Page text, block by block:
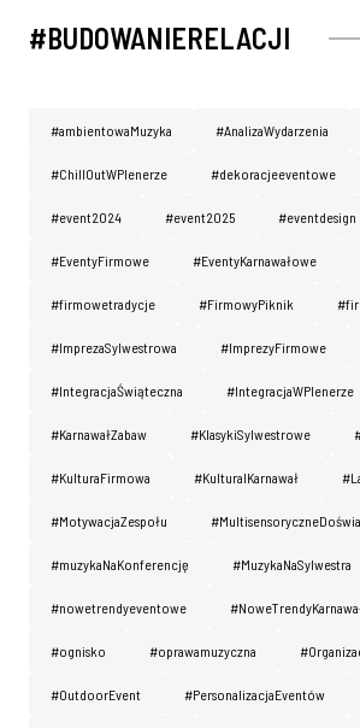
#BUDOWANIERELACJI
#ambientowaMuzyka #AnalizaWydarzenia
#ChillOutWPlenerze #dekoracjeeventowe
#event2024 #event2025 #eventdesign
#EventyFirmowe #EventyKarnawałowe
#firmowetradycje #FirmowyPiknik
#ImprezaSylwestrowa #ImprezyFirmowe
#IntegracjaŚwiąteczna #IntegracjaWPlenerze
#KarnawałZabaw #KlasykiSylwestrowe
#KulturaFirmowa #KulturaIKarnawał
#MotywacjaZespołu
#muzykaNaKonferencję #MuzykaNaSylwestra
#nowetrendyeventowe
#ognisko #oprawamuzyczna
#OutdoorEvent #PersonalizacjaEventów